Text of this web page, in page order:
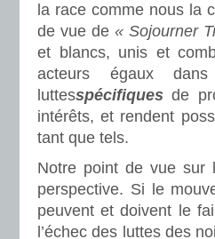
la race comme nous la
de vue de « Sojourner
et blancs, unis et
acteurs égaux
luttesspécifiques de
intérêts, et rendent
tant que tels.
Notre point de vue sur
perspective. Si le
peuvent et doivent le
l’échec des luttes des